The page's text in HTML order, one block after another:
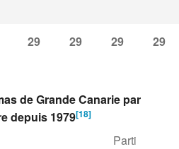
29 29 29 29
de Grande Canarie par
depuis 1979[18]
Parti